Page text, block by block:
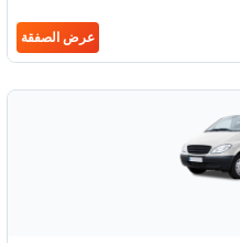
عرض الصفقة